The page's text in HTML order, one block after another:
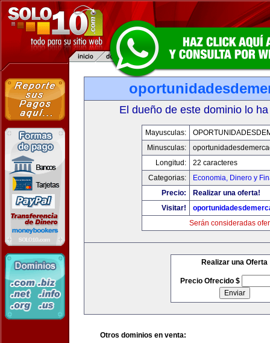
El dueño de este dominio lo
Mayusculas:
Minusculas:
Longitud:
22 caracteres
Categorias:
Economia, Dinero y
Precio:
Realizar una oferta!
Visitar!
Serán consideradas
Realizar una Oferta
Precio Ofrecido $
Otros dominios en venta: